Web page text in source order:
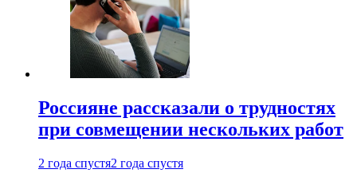
Россияне рассказали о трудностях
при совмещении нескольких работ
2 года спустя2 года спустя